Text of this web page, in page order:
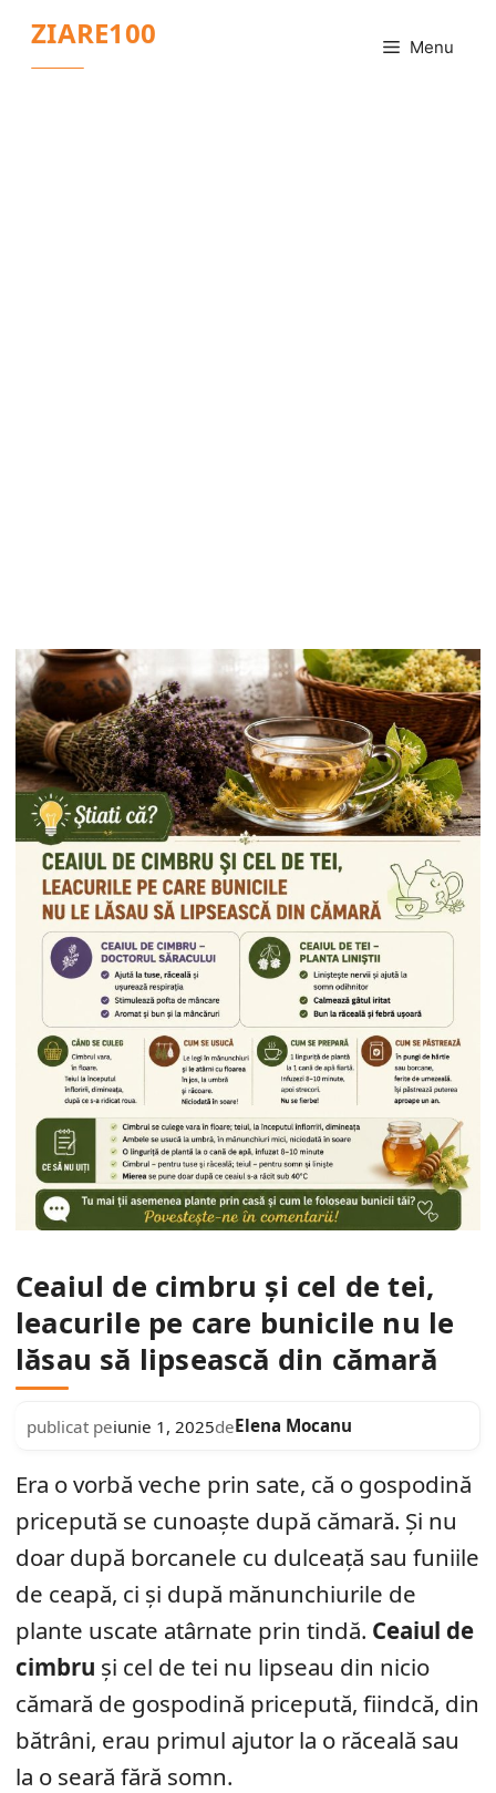
conținut
ZIARE100 Menu
Ceaiul de cimbru și cel de tei,
leacurile pe care bunicile nu le
lăsau să lipsească din cămară
publicat peiunie 1, 2025deElena Mocanu
Era o vorbă veche prin sate, că o gospodină
pricepută se cunoaște după cămară. Și nu
doar după borcanele cu dulceață sau funiile
de ceapă, ci și după mănunchiurile de
plante uscate atârnate prin tindă. Ceaiul de
cimbru și cel de tei nu lipseau din nicio
cămară de gospodină pricepută, fiindcă, din
bătrâni, erau primul ajutor la o răceală sau
la o seară fără somn.